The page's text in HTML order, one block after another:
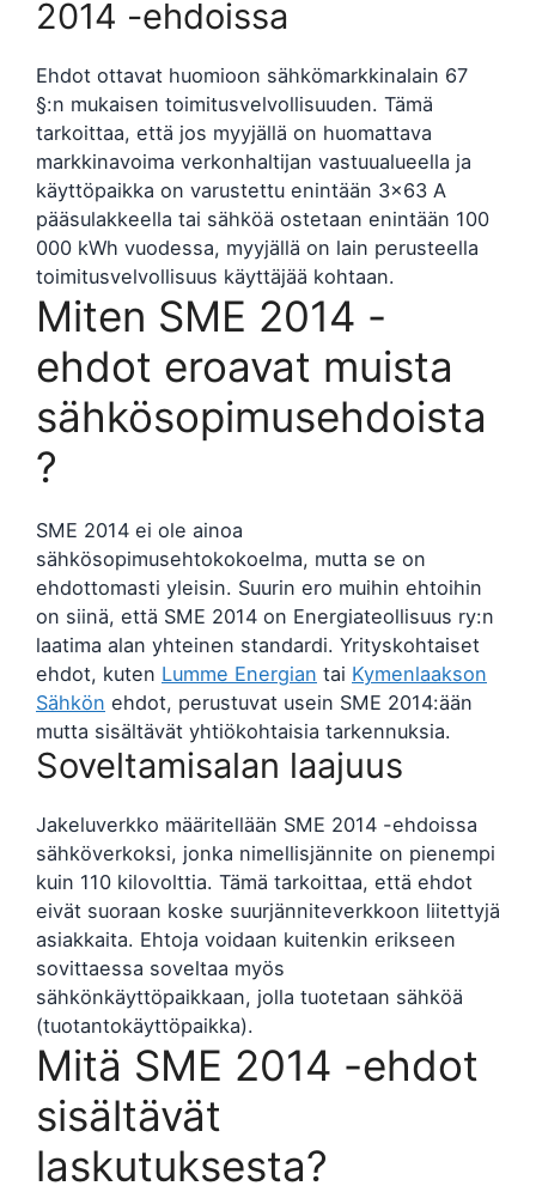
2014 -ehdoissa
Ehdot ottavat huomioon sähkömarkkinalain 67
§:n mukaisen toimitusvelvollisuuden. Tämä
tarkoittaa, että jos myyjällä on huomattava
markkinavoima verkonhaltijan vastuualueella ja
käyttöpaikka on varustettu enintään 3×63 A
pääsulakkeella tai sähköä ostetaan enintään 100
000 kWh vuodessa, myyjällä on lain perusteella
toimitusvelvollisuus käyttäjää kohtaan.
Miten SME 2014 -
ehdot eroavat muista
sähkösopimusehdoista
?
SME 2014 ei ole ainoa
sähkösopimusehtokokoelma, mutta se on
ehdottomasti yleisin. Suurin ero muihin ehtoihin
on siinä, että SME 2014 on Energiateollisuus ry:n
laatima alan yhteinen standardi. Yrityskohtaiset
ehdot, kuten Lumme Energian tai Kymenlaakson
Sähkön ehdot, perustuvat usein SME 2014:ään
mutta sisältävät yhtiökohtaisia tarkennuksia.
Soveltamisalan laajuus
Jakeluverkko määritellään SME 2014 -ehdoissa
sähköverkoksi, jonka nimellisjännite on pienempi
kuin 110 kilovolttia. Tämä tarkoittaa, että ehdot
eivät suoraan koske suurjänniteverkkoon liitettyjä
asiakkaita. Ehtoja voidaan kuitenkin erikseen
sovittaessa soveltaa myös
sähkönkäyttöpaikkaan, jolla tuotetaan sähköä
(tuotantokäyttöpaikka).
Mitä SME 2014 -ehdot
sisältävät
laskutuksesta?